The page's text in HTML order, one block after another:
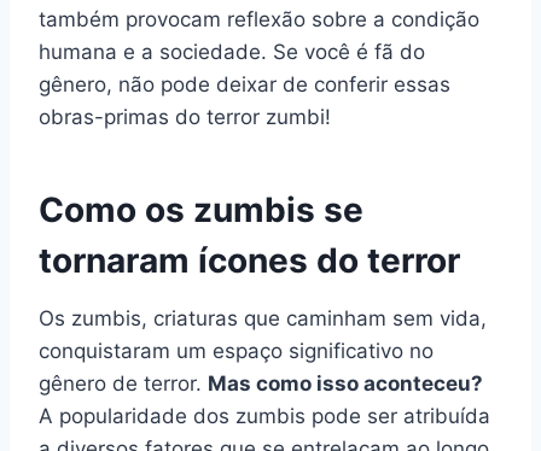
também provocam reflexão sobre a condição
humana e a sociedade. Se você é fã do
gênero, não pode deixar de conferir essas
obras-primas do terror zumbi!
Como os zumbis se
tornaram ícones do terror
Os zumbis, criaturas que caminham sem vida,
conquistaram um espaço significativo no
gênero de terror. Mas como isso aconteceu?
A popularidade dos zumbis pode ser atribuída